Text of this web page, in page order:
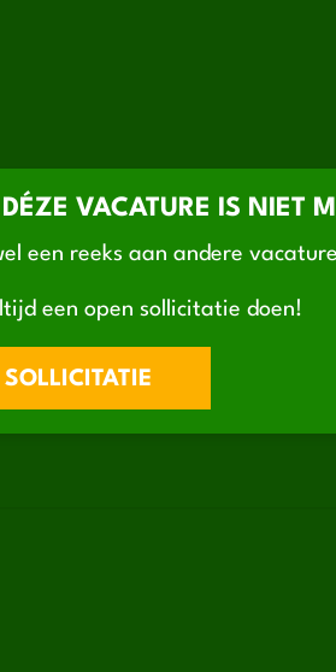
VACATURE IS NIET
een reeks aan andere
een open sollicitatie doen!